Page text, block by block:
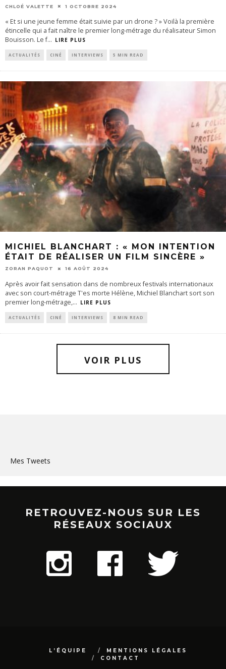
CHLOÉ VALETTE 1 OCTOBRE 2024
« Et si une jeune femme était suivie par un drone ? » Voilà la première
étincelle qui a fait naître le premier long-métrage du réalisateur Simon
Bouisson. Le f... LIRE PLUS
ACTUALITÉS CINÉ INTERVIEWS 5 MIN READ
MICHIEL BLANCHART : « MON INTENTION
ÉTAIT DE RÉALISER UN FILM SINCÈRE »
ZORAN PAQUOT 16 AOÛT 2024
Après avoir fait sensation dans de nombreux festivals internationaux
avec son court-métrage T'es morte Hélène, Michiel Blanchart sort son
premier long-métrage,... LIRE PLUS
ACTUALITÉS CINÉ INTERVIEWS 8 MIN READ
VOIR PLUS
Mes Tweets
RETROUVEZ-NOUS SUR LES
RÉSEAUX SOCIAUX
L’ÉQUIPE
MENTIONS LÉGALES
CONTACT